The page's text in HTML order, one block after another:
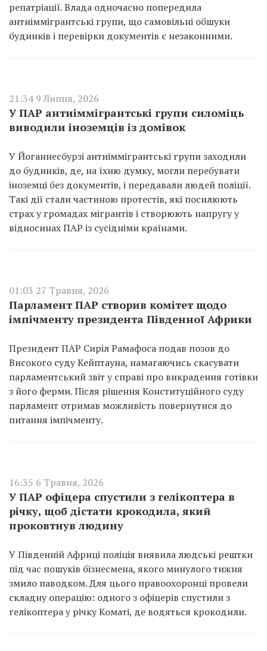
репатріації. Влада одночасно попередила
антиіммігрантські групи, що самовільні обшуки
будинків і перевірки документів є незаконними.
21:34 9 Липня, 2026
У ПАР антиіммігрантські групи силоміць
виводили іноземців із домівок
У Йоганнесбурзі антиіммігрантські групи заходили
до будинків, де, на їхню думку, могли перебувати
іноземці без документів, і передавали людей поліції.
Такі дії стали частиною протестів, які посилюють
страх у громадах мігрантів і створюють напругу у
відносинах ПАР із сусідніми країнами.
01:03 27 Травня, 2026
Парламент ПАР створив комітет щодо
імпічменту президента Південної Африки
Президент ПАР Сиріл Рамафоса подав позов до
Високого суду Кейптауна, намагаючись скасувати
парламентський звіт у справі про викрадення готівки
з його ферми. Після рішення Конституційного суду
парламент отримав можливість повернутися до
питання імпічменту.
16:35 6 Травня, 2026
У ПАР офіцера спустили з гелікоптера в
річку, щоб дістати крокодила, який
проковтнув людину
У Південній Африці поліція виявила людські рештки
під час пошуків бізнесмена, якого минулого тижня
змило паводком. Для цього правоохоронці провели
складну операцію: одного з офіцерів спустили з
гелікоптера у річку Коматі, де водяться крокодили.